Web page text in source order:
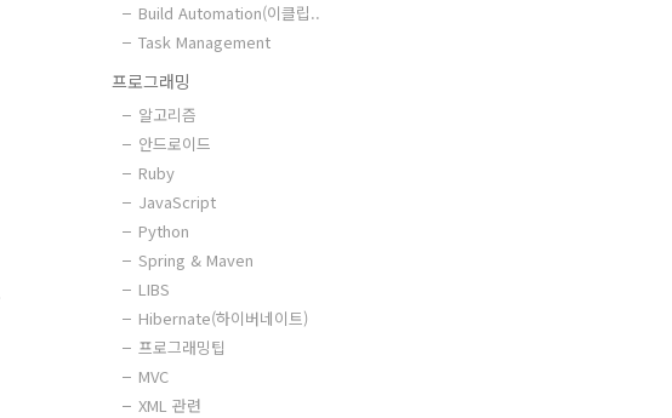
Build Automation(이클립..
Task Management
프로그래밍
알고리즘
안드로이드
Ruby
JavaScript
Python
Spring & Maven
LIBS
Hibernate(하이버네이트)
프로그래밍팁
MVC
XML 관련